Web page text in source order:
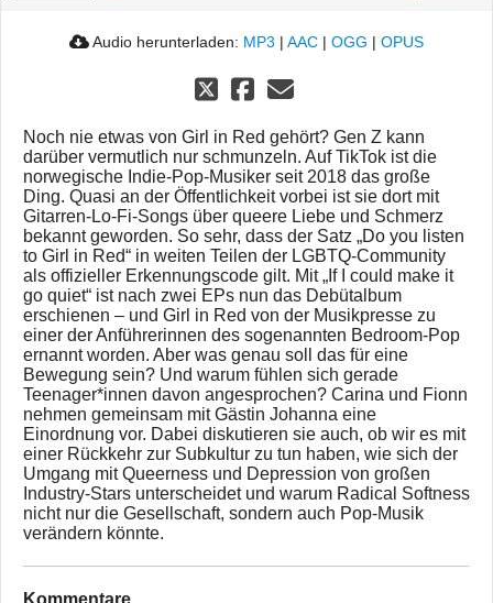
Audio herunterladen: MP3 | AAC | OGG | OPUS
Noch nie etwas von Girl in Red gehört? Gen Z kann
darüber vermutlich nur schmunzeln. Auf TikTok ist die
norwegische Indie-Pop-Musiker seit 2018 das große
Ding. Quasi an der Öffentlichkeit vorbei ist sie dort mit
Gitarren-Lo-Fi-Songs über queere Liebe und Schmerz
bekannt geworden. So sehr, dass der Satz „Do you listen
to Girl in Red“ in weiten Teilen der LGBTQ-Community
als offizieller Erkennungscode gilt. Mit „If I could make it
go quiet“ ist nach zwei EPs nun das Debütalbum
erschienen – und Girl in Red von der Musikpresse zu
einer der Anführerinnen des sogenannten Bedroom-Pop
ernannt worden. Aber was genau soll das für eine
Bewegung sein? Und warum fühlen sich gerade
Teenager*innen davon angesprochen? Carina und Fionn
nehmen gemeinsam mit Gästin Johanna eine
Einordnung vor. Dabei diskutieren sie auch, ob wir es mit
einer Rückkehr zur Subkultur zu tun haben, wie sich der
Umgang mit Queerness und Depression von großen
Industry-Stars unterscheidet und warum Radical Softness
nicht nur die Gesellschaft, sondern auch Pop-Musik
verändern könnte.